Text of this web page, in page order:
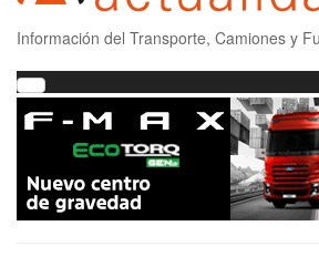
Información del Transporte, Camiones y